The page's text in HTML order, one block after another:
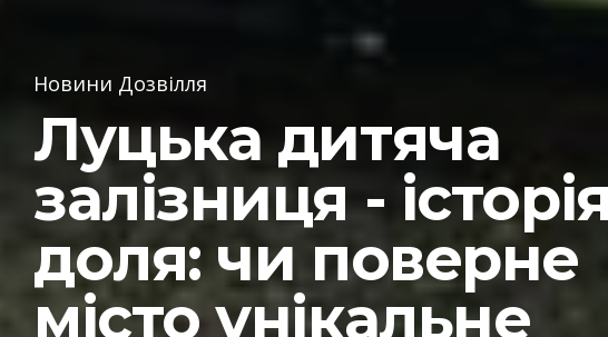
Новини Дозвілля
Луцька дитяча
залізниця -
доля: чи поверне
місто унікальне